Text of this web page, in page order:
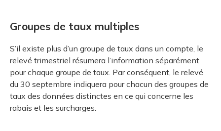
Groupes de taux multiples
S’il existe plus d’un groupe de taux dans un compte, le
relevé trimestriel résumera l’information séparément
pour chaque groupe de taux. Par conséquent, le relevé
du 30 septembre indiquera pour chacun des groupes de
taux des données distinctes en ce qui concerne les
rabais et les surcharges.